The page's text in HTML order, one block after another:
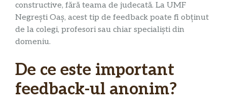
constructive, fără teama de judecată. La UMF
Negrești Oaș, acest tip de feedback poate fi obținut
de la colegi, profesori sau chiar specialiști din
domeniu.
De ce este important
feedback-ul anonim?